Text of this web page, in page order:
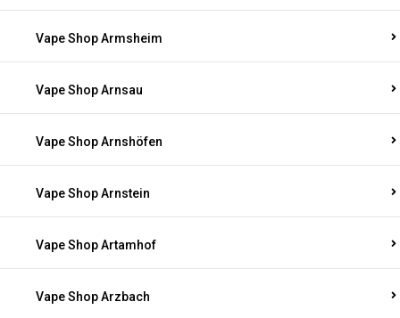
Vape Shop Armsheim
Vape Shop Arnsau
Vape Shop Arnshöfen
Vape Shop Arnstein
Vape Shop Artamhof
Vape Shop Arzbach